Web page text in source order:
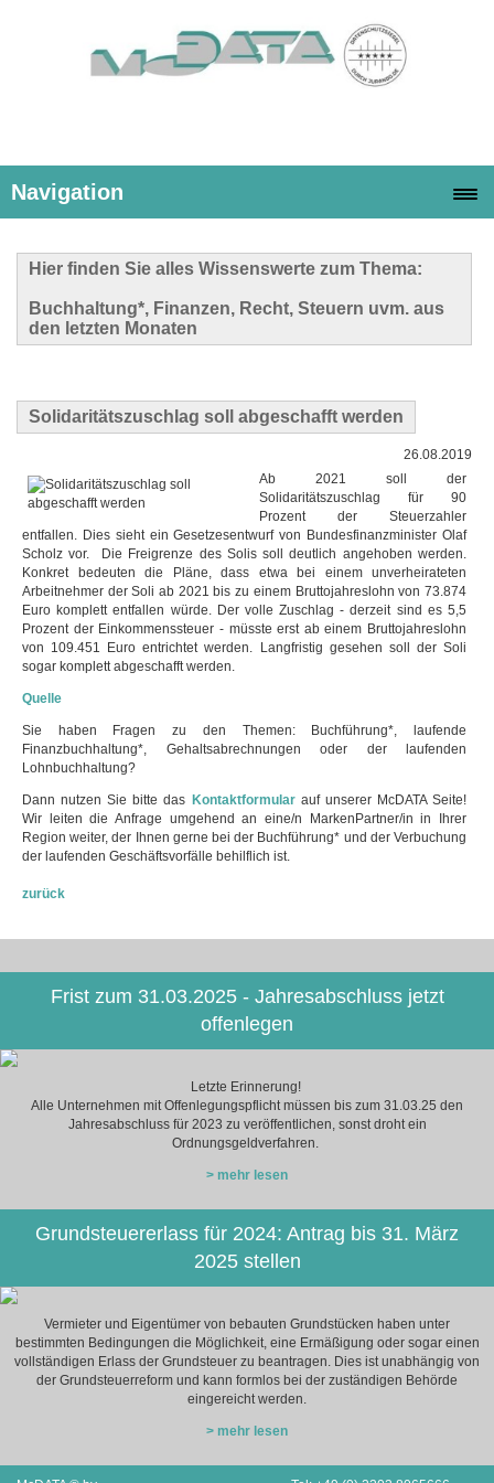
Navigation
Hier finden Sie alles Wissenswerte zum Thema:
Buchhaltung*, Finanzen, Recht, Steuern uvm. aus
den letzten Monaten
Solidaritätszuschlag soll abgeschafft werden
26.08.2019
Ab 2021 soll der
Solidaritätszuschlag für 90
Prozent der Steuerzahler
entfallen. Dies sieht ein Gesetzesentwurf von Bundesfinanzminister Olaf
Scholz vor. Die Freigrenze des Solis soll deutlich angehoben werden.
Konkret bedeuten die Pläne, dass etwa bei einem unverheirateten
Arbeitnehmer der Soli ab 2021 bis zu einem Bruttojahreslohn von 73.874
Euro komplett entfallen würde. Der volle Zuschlag - derzeit sind es 5,5
Prozent der Einkommenssteuer - müsste erst ab einem Bruttojahreslohn
von 109.451 Euro entrichtet werden. Langfristig gesehen soll der Soli
sogar komplett abgeschafft werden.
Quelle
Sie haben Fragen zu den Themen: Buchführung*, laufende
Finanzbuchhaltung*, Gehaltsabrechnungen oder der laufenden
Lohnbuchhaltung?
Dann nutzen Sie bitte das Kontaktformularauf unserer McDATA Seite!
Wir leiten die Anfrage umgehend an eine/n MarkenPartner/in in Ihrer
Region weiter, der Ihnen gerne bei der Buchführung* und der Verbuchung
der laufenden Geschäftsvorfälle behilflich ist.
zurück
Frist zum 31.03.2025 - Jahresabschluss jetzt
offenlegen
Letzte Erinnerung!
Alle Unternehmen mit Offenlegungspflicht müssen bis zum 31.03.25 den
Jahresabschluss für 2023 zu veröffentlichen, sonst droht ein
Ordnungsgeldverfahren.
> mehr lesen
Grundsteuererlass für 2024: Antrag bis 31. März
2025 stellen
Vermieter und Eigentümer von bebauten Grundstücken haben unter
bestimmten Bedingungen die Möglichkeit, eine Ermäßigung oder sogar einen
vollständigen Erlass der Grundsteuer zu beantragen. Dies ist unabhängig von
der Grundsteuerreform und kann formlos bei der zuständigen Behörde
eingereicht werden.
> mehr lesen